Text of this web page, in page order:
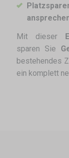
Mit dieser
sparen Sie
bestehendes
ein komplett